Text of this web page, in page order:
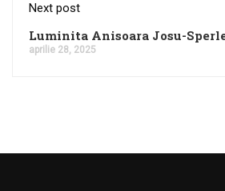
Next post
Luminita Anisoara Josu-
aprilie 28, 2025